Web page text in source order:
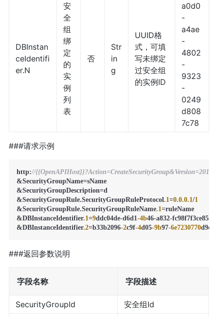
DBInstan
ceIdentifi
er.N
安
全
组
绑
定
的
实
例
列
表
否
Str
in
g
UUID格
式，可填
写未绑定
过安全组
的实例ID
a0d0
-
a4ae
-
4802
-
9323
-
0249
d808
7c78
###请求示例
http://{{OpenAPIHost}}?Action=CreateSecurityGroup&Version=2019-
&SecurityGroupName=sName
&SecurityGroupDescription=d
&SecurityGroupRule.SecurityGroupRuleProtocol.1=0.0.0.1/1
&SecurityGroupRule.SecurityGroupRuleName.1=ruleName
&DBInstanceIdentifier.1=9ddc04de-d6d1-4b46-a832-fc98f7f3ce85
&DBInstanceIdentifier.2=b33b2096-2c9f-4d05-9b97-6e7230770
###返回参数说明
字段名称 字段描述
SecurityGroupId
安全组Id